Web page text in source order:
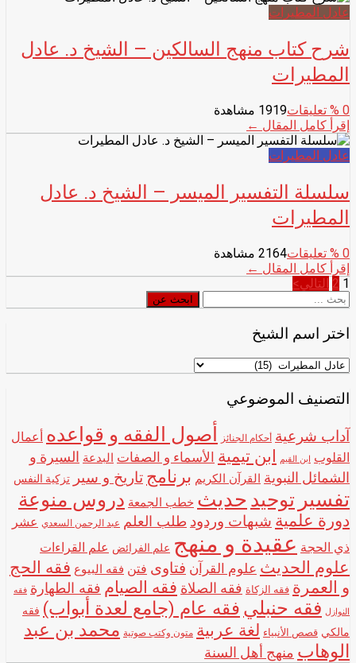
عادل المطيرات
شرح كتاب منهج السالكين – الشيخ د. عادل
المطيرات
0 % تعليقات1919 مشاهدة
إقرأ كامل المقال ←
عادل المطيرات
سلسلة التفسير الميسر – الشيخ د. عادل
المطيرات
0 % تعليقات2164 مشاهدة
إقرأ كامل المقال ←
تصفّح
المقالات
1
2 التالي>
ابحث
عن
ابحث عن
اختر اسم الشيخ
اختر
الشيخ
التصنيف الموضوعي
آداب شرعية أحكام الجنائز أصول الفقه و قواعده أعمال
القلوب ابن القيم ابن تيمية الأسماء و الصفات البدعة السيرة و
الشمائل النبوية القرآن الكريم برنامج تاريخ و سير تزكية النفس
تفسير توحيد حديث خطب الجمعة دروس منوعة
دورة علمية شبهات وردود طلب العلم عبد الرحمن السعدي عشر
ذي الحجة عقيدة و منهج علم الفرائض علم القراءات
علوم الحديث علوم القرآن فتاوى فتن فقه البيوع فقه الحج
و العمرة فقه الزكاة فقه الصلاة فقه الصيام فقه الطهارة فقه
النوازل فقه حنبلي فقه عام (جامع لعدة أبواب) فقه
مالكي قصص الأنبياء لغة عربية متون وكتب صوتية محمد بن عبد
الوهاب منهج أهل السنة